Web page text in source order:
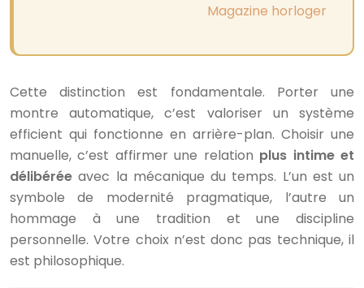
Magazine horloger
Cette distinction est fondamentale. Porter une
montre automatique, c’est valoriser un système
efficient qui fonctionne en arrière-plan. Choisir une
manuelle, c’est affirmer une relation plus intime et
délibérée avec la mécanique du temps. L’un est un
symbole de modernité pragmatique, l’autre un
hommage à une tradition et une discipline
personnelle. Votre choix n’est donc pas technique, il
est philosophique.